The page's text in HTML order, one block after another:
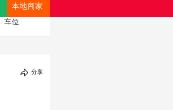
本地商家
车位
分享